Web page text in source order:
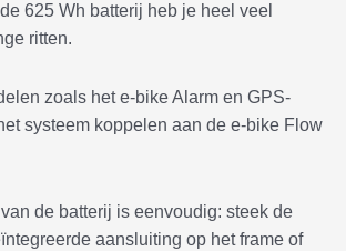
625 Wh batterij heb je heel veel
ritten.
zoals het e-bike Alarm en GPS-
systeem koppelen aan de e-bike Flow
de batterij is eenvoudig: steek de
aansluiting op het frame of